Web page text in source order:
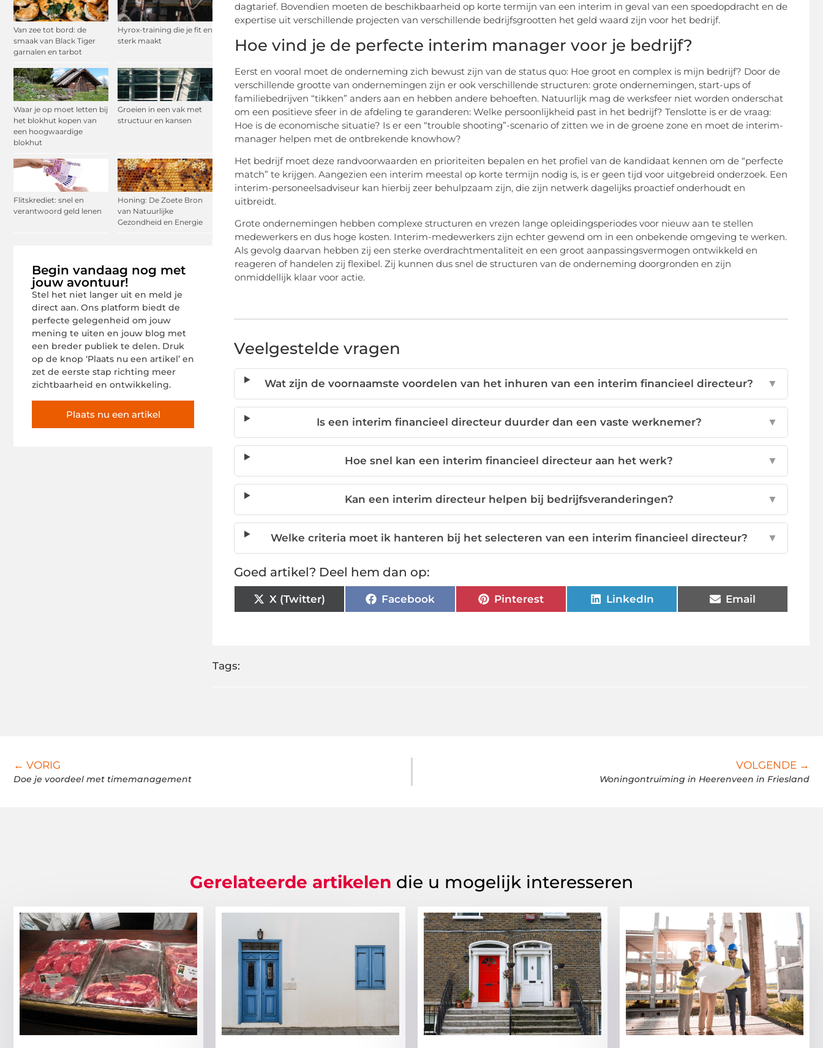
Van zee tot bord: de
smaak van Black Tiger
garnalen en tarbot
Hyrox-training die je fit en
sterk maakt
Waar je op moet letten bij
het blokhut kopen van
een hoogwaardige
blokhut
Groeien in een vak met
structuur en kansen
Flitskrediet: snel en
verantwoord geld lenen
Honing: De Zoete Bron
van Natuurlijke
Gezondheid en Energie
Begin vandaag nog met
jouw avontuur!
Stel het niet langer uit en meld je
direct aan. Ons platform biedt de
perfecte gelegenheid om jouw
mening te uiten en jouw blog met
een breder publiek te delen. Druk
op de knop ‘Plaats nu een artikel’ en
zet de eerste stap richting meer
zichtbaarheid en ontwikkeling.
Plaats nu een artikel
dagtarief. Bovendien moeten de beschikbaarheid op korte termijn van een interim in geval van een spoedopdracht en de
expertise uit verschillende projecten van verschillende bedrijfsgrootten het geld waard zijn voor het bedrijf.
Hoe vind je de perfecte interim manager voor je bedrijf?
Eerst en vooral moet de onderneming zich bewust zijn van de status quo: Hoe groot en complex is mijn bedrijf? Door de
verschillende grootte van ondernemingen zijn er ook verschillende structuren: grote ondernemingen, start-ups of
familiebedrijven “tikken” anders aan en hebben andere behoeften. Natuurlijk mag de werksfeer niet worden onderschat
om een positieve sfeer in de afdeling te garanderen: Welke persoonlijkheid past in het bedrijf? Tenslotte is er de vraag:
Hoe is de economische situatie? Is er een “trouble shooting”-scenario of zitten we in de groene zone en moet de interim-
manager helpen met de ontbrekende knowhow?
Het bedrijf moet deze randvoorwaarden en prioriteiten bepalen en het profiel van de kandidaat kennen om de “perfecte
match” te krijgen. Aangezien een interim meestal op korte termijn nodig is, is er geen tijd voor uitgebreid onderzoek. Een
interim-personeelsadviseur kan hierbij zeer behulpzaam zijn, die zijn netwerk dagelijks proactief onderhoudt en
uitbreidt.
Grote ondernemingen hebben complexe structuren en vrezen lange opleidingsperiodes voor nieuw aan te stellen
medewerkers en dus hoge kosten. Interim-medewerkers zijn echter gewend om in een onbekende omgeving te werken.
Als gevolg daarvan hebben zij een sterke overdrachtmentaliteit en een groot aanpassingsvermogen ontwikkeld en
reageren of handelen zij flexibel. Zij kunnen dus snel de structuren van de onderneming doorgronden en zijn
onmiddellijk klaar voor actie.
Veelgestelde vragen
Wat zijn de voornaamste voordelen van het inhuren van een interim financieel directeur? ▼
Is een interim financieel directeur duurder dan een vaste werknemer? ▼
Hoe snel kan een interim financieel directeur aan het werk? ▼
Kan een interim directeur helpen bij bedrijfsveranderingen? ▼
Welke criteria moet ik hanteren bij het selecteren van een interim financieel directeur? ▼
Goed artikel? Deel hem dan op:
X (Twitter) Facebook Pinterest LinkedIn Email
Tags:
← VORIG
Doe je voordeel met timemanagement
VOLGENDE →
Woningontruiming in Heerenveen in Friesland
Gerelateerde artikelen die u mogelijk interesseren